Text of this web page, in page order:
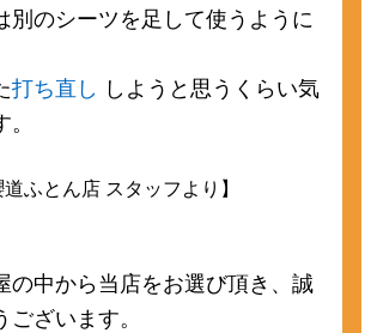
別のシーツを足して使うように
打ち直し しようと思うくらい気
道ふとん店 スタッフより】
の中から当店をお選び頂き、誠
ざいます。